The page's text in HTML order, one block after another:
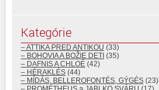
Kategórie
– ATTIKA PRED ANTIKOU (33)
– BOHOVIA A BOŽIE DETI (35)
– DAFNIS A CHLOÉ (42)
– HÉRAKLÉS (44)
– MÍDÁS, BELLEROFONTÉS, GÝGÉS (23)